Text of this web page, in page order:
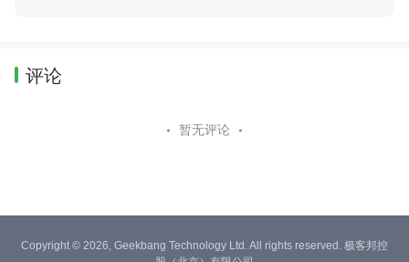
评论
暂无评论
Copyright © 2026, Geekbang Technology Ltd. All rights reserved. 极客邦控